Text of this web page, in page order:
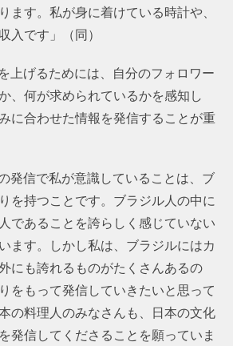
ます。私が身に着けている時計や、
入です」（同）
上げるためには、自分のフォロワー
、何が求められているかを感知し
に合わせた情報を発信することが重
発信で私が意識していることは、ブ
を持つことです。ブラジル人の中に
であることを誇らしく感じていない
ます。しかし私は、ブラジルにはカ
にも誇れるものがたくさんあるの
をもって発信していきたいと思って
の料理人のみなさんも、日本の文化
発信してくださることを願っていま